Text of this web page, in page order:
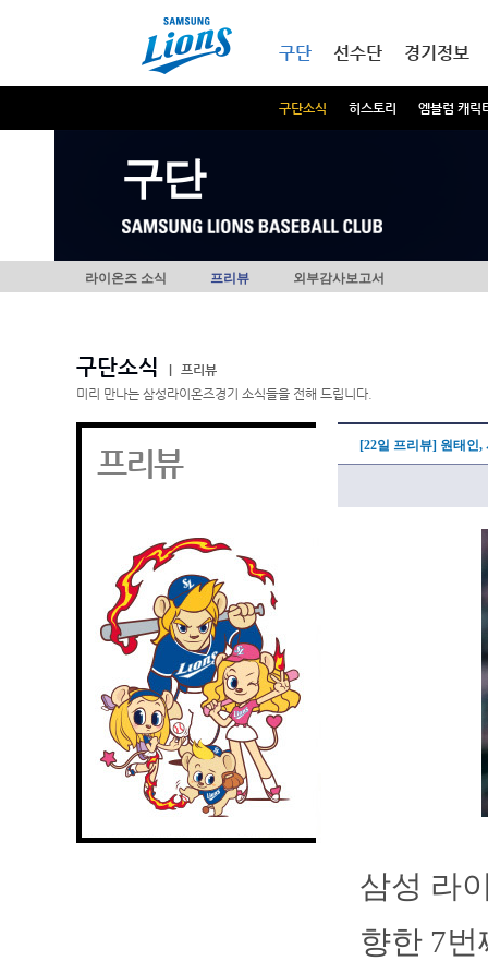
구단
구단소식 히스토리 엠블럼 캐릭
선수단 경기정보
구단
라이온즈 소식 프리뷰 외부감사보고서
구단소식
프리뷰
미리 만나는 삼성라이온즈경기 소식들을 전해 드립니다.
프리뷰 [22일 프리뷰] 원태인
삼성 라
향한 7